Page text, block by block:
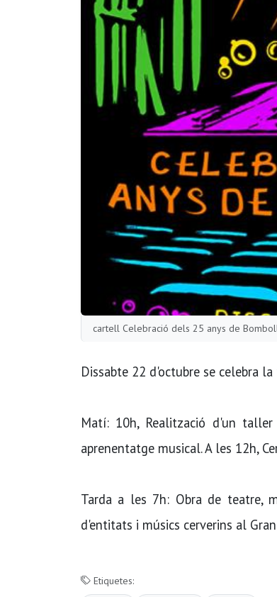
cartell Celebració dels 25 anys de
Dissabte 22 d'octubre se celebra
Matí: 10h, Realització d'un
aprenentatge musical. A les 12h,
Tarda a les 7h: Obra de teatre,
d'entitats i músics cerverins al
Etiquetes: